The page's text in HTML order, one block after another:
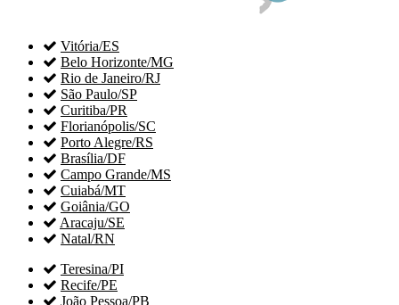
 Vitória/ES
 Belo Horizonte/MG
 Rio de Janeiro/RJ
 São Paulo/SP
 Curitiba/PR
 Florianópolis/SC
 Porto Alegre/RS
 Brasília/DF
 Campo Grande/MS
 Cuiabá/MT
 Goiânia/GO
 Aracaju/SE
 Natal/RN
 Teresina/PI
 Recife/PE
 João Pessoa/PB